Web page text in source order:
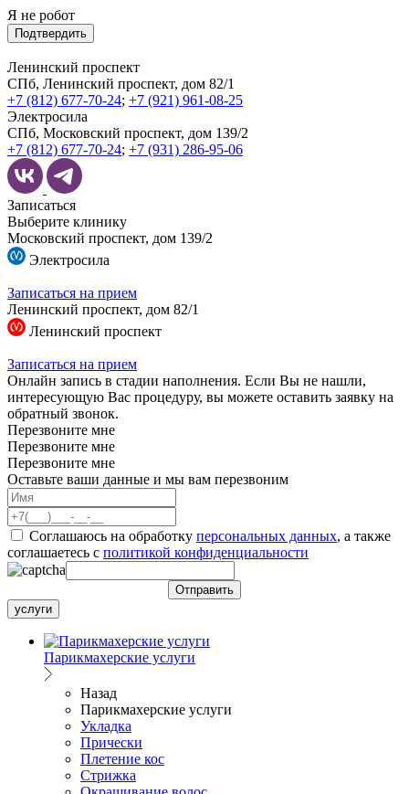
Я не робот
Подтвердить
Ленинский проспект
СПб, Ленинский проспект, дом 82/1
+7 (812) 677-70-24; +7 (921) 961-08-25
Электросила
СПб, Московский проспект, дом 139/2
+7 (812) 677-70-24; +7 (931) 286-95-06
Записаться
Выберите клинику
Московский проспект, дом 139/2
Электросила
Записаться на прием
Ленинский проспект, дом 82/1
Ленинский проспект
Записаться на прием
Онлайн запись в стадии наполнения. Если Вы не нашли,
интересующую Вас процедуру, вы можете оставить заявку на
обратный звонок.
Перезвоните мне
Перезвоните мне
Перезвоните мне
Оставьте ваши данные и мы вам перезвоним
Соглашаюсь на обработку персональных данных, а также
соглашаетесь c политикой конфиденциальности
услуги
Парикмахерские услуги
Назад
Парикмахерские услуги
Укладка
Прически
Плетение кос
Стрижка